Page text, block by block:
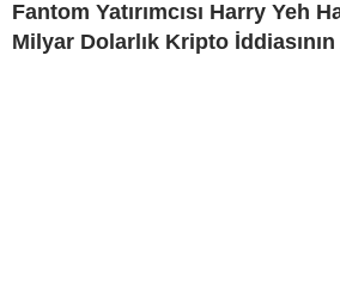
Fantom Yatırımcısı Harry Yeh
Milyar Dolarlık Kripto İddiasının